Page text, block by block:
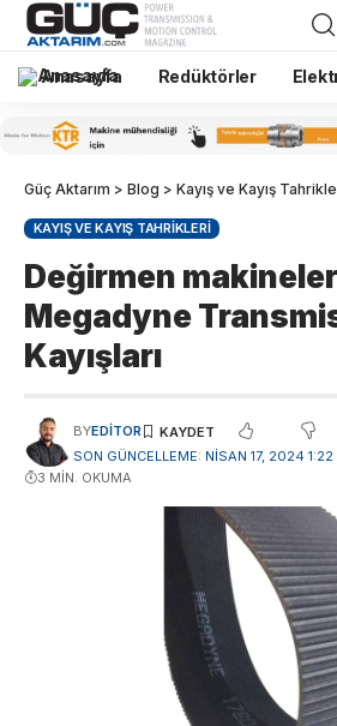
Anasayfa Redüktörler
Güç Aktarım > Blog > Kayış ve Kayış
KAYIŞ VE KAYIŞ TAHRIKLERI
Değirmen
Megadyne
Kayışları
SON GÜNCELLEME: NISAN 17, 2024 1:22
BYEDITOR
3 MIN. OKUMA